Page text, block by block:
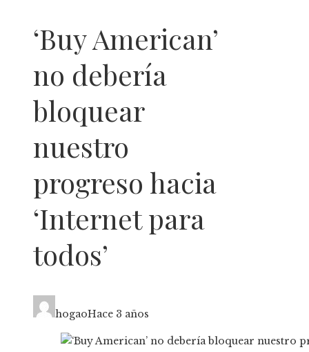
‘Buy American’
no debería
bloquear
nuestro
progreso hacia
‘Internet para
todos’
hogaoHace 3 años